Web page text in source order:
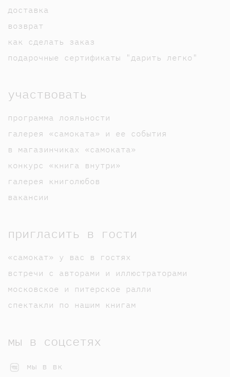
доставка
возврат
как сделать заказ
подарочные сертификаты "дарить легко"
участвовать
программа лояльности
галерея «самоката» и ее события
в магазинчиках «самоката»
конкурс «книга внутри»
галерея книголюбов
вакансии
пригласить в гости
«самокат» у вас в гостях
встречи с авторами и иллюстраторами
московское и питерское ралли
спектакли по нашим книгам
мы в соцсетях
мы в вк